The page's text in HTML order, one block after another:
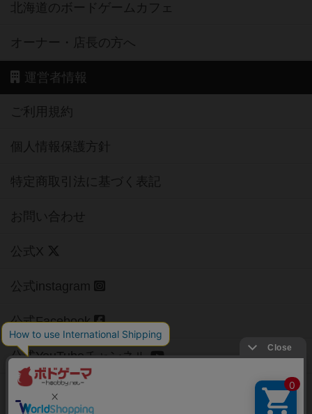
北海道のボードゲームカフェ
オーナー・店長の方へ
運営者情報
ご利用規約
個人情報保護方針
特定商取引法に基づく表記
お問い合わせ
公式X
公式instagram
公式Facebook
公式YouTubeチャンネル